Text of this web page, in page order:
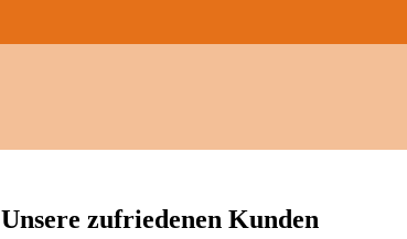
Unsere zufriedenen Kunden